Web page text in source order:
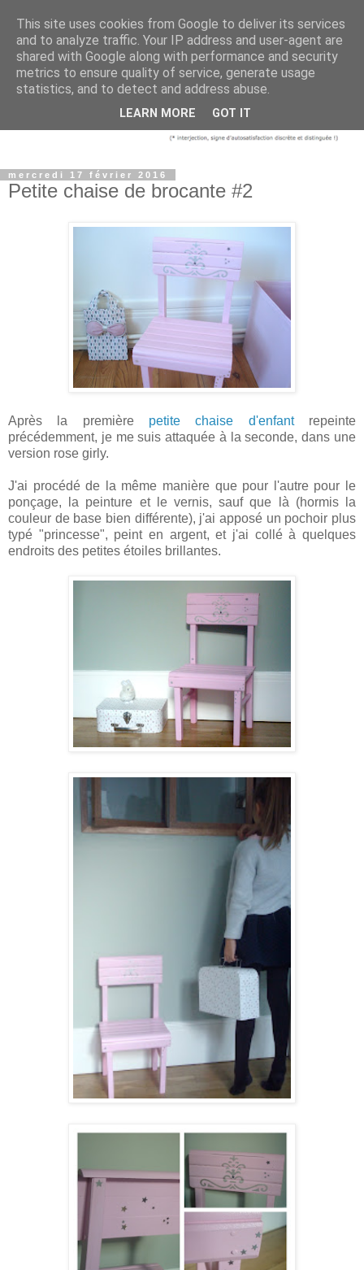
mercredi 17 février 2016
Petite chaise de brocante #2
Après la première petite chaise d'enfantrepeinte
précédemment, je me suis attaquée à la seconde, dans une
version rose girly.
J'ai procédé de la même manière que pour l'autre pour le
ponçage, la peinture et le vernis, sauf que là (hormis la
couleur de base bien différente), j'ai apposé un pochoir plus
typé "princesse", peint en argent, et j'ai collé à quelques
endroits des petites étoiles brillantes.
This site uses cookies from Google to deliver its services
and to analyze traffic. Your IP address and user-agent are
shared with Google along with performance and security
metrics to ensure quality of service, generate usage
statistics, and to detect and address abuse.
LEARN MORE GOT IT